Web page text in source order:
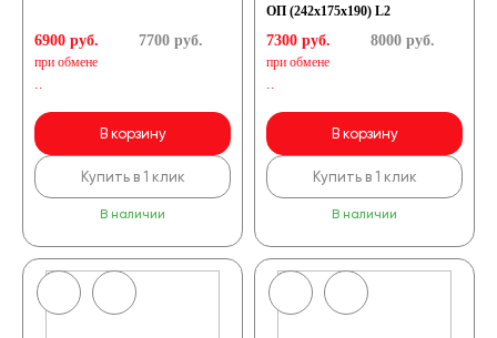
6900 руб.
при обмене
..
7700руб.
В корзину
Купить в 1 клик
В наличии
ОП (242x175x190) L2
7300 руб.
при обмене
..
8000руб.
В корзину
Купить в 1 клик
В наличии